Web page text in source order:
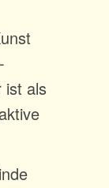
ist als